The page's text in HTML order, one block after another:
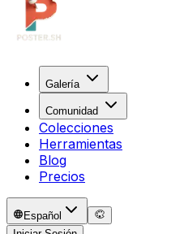
Galería
Comunidad
Colecciones
Herramientas
Blog
Precios
Español